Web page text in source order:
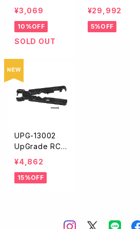
ek RC アルミ製
ハイスピードHV
クーリングファン
30x30x10mm
ク】
¥3,069
10%OFF
SOLD OUT
カーボンセット
アップボード【ブ
ラック/485x37
¥29,992
5%OFF
UPG-13002
UpGrade RC
ショックシャフト
プライヤーマル
チツール
¥4,862
15%OFF